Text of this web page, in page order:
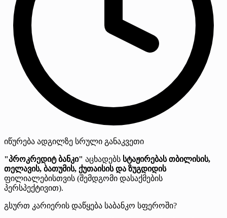
იწურება ადგილზე სრული განაკვეთი
"პროკრედიტ ბანკი" აცხადებს სტაჟირებას თბილისის,
თელავის, ბათუმის, ქუთაისის და ზუგდიდის
ფილიალებისთვის (შემდგომი დასაქმების
პერსპექტივით).
გსურთ კარიერის დაწყება საბანკო სფეროში?